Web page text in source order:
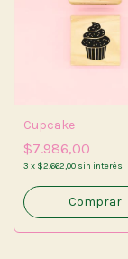
Cupcake
$7.986,00
3 x $2.662,00 sin interés